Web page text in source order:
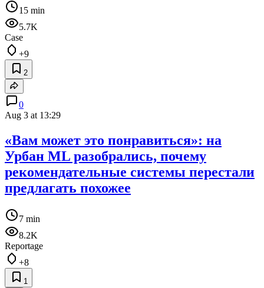
15 min
5.7K
Case
+9
2
0
Aug 3 at 13:29
«Вам может это понравиться»: на
Урбан ML разобрались, почему
рекомендательные системы перестали
предлагать похожее
7 min
8.2K
Reportage
+8
1